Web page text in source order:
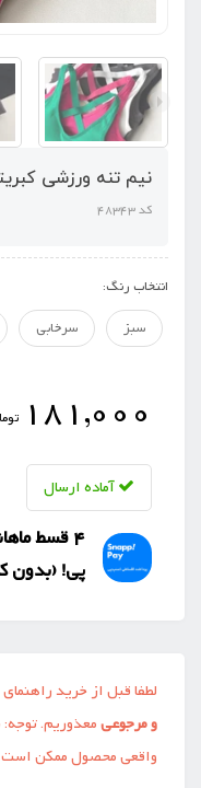
نیم تنه ورزشی
کد 48343
انتخاب رنگ:
سبز
سرخابی
181,000
آماده ارسال
‌پی! (بدون
لطفا قبل از خرید
و مرجوعیمعذوریم.
واقعی محصول ممکن است